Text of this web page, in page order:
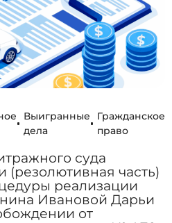
Выигранные
дела
Гражданское
право
суда
(резолютивная часть)
реализации
Ивановой Дарьи
от